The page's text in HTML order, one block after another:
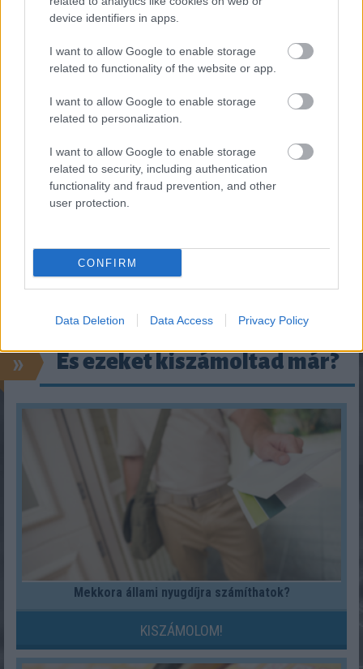
device identifiers in apps.
I want to allow Google to enable storage
related to functionality of the website or app.
I want to allow Google to enable storage
related to personalization.
I want to allow Google to enable storage
related to security, including authentication
functionality and fraud prevention, and other
user protection.
CONFIRM
Data Deletion Data Access Privacy Policy
Húsz lakóközösség nyert milliókat – panelok és
téglaépületek is megújulnak országszerte
2026.08.06. 13:00
» És ezeket kiszámoltad már?
Mekkora állami nyugdíjra számíthatok?
KISZÁMOLOM!